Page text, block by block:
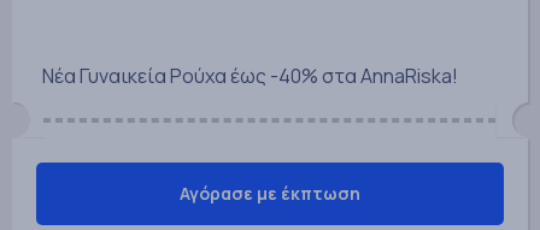
Νέα Γυναικεία Ρούχα έως -40% στα AnnaRiska!
Αγόρασε με έκπτωση